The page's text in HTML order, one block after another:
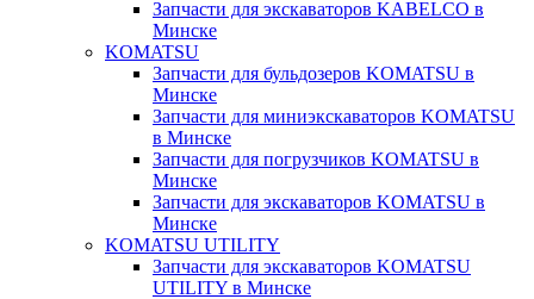
Запчасти для экскаваторов KABELCO в
Минске
KOMATSU
Запчасти для бульдозеров KOMATSU в
Минске
Запчасти для миниэкскаваторов KOMATSU
в Минске
Запчасти для погрузчиков KOMATSU в
Минске
Запчасти для экскаваторов KOMATSU в
Минске
KOMATSU UTILITY
Запчасти для экскаваторов KOMATSU
UTILITY в Минске